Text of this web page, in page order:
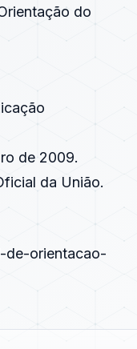
do
de 2009.
da União.
de-orientacao-